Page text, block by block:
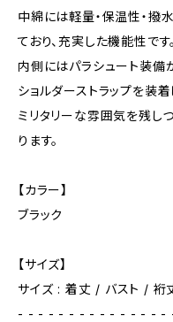
中綿には軽量・保温性・
ており、充実した機能性です。
内側にはパラシュート装備
ショルダーストラップを装着
ミリタリーな雰囲気を残し
ります。
【カラー】
ブラック
【サイズ】
サイズ : 着丈 / バスト / 裄
- - - - - - - - - - - - - - -